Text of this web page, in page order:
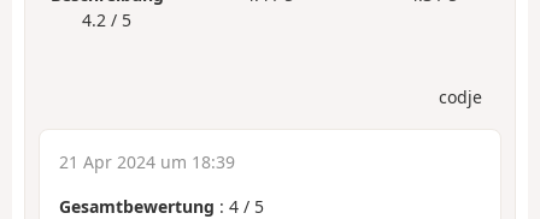
4.2 / 5
codje
21 Apr 2024 um 18:39
Gesamtbewertung : 4 / 5